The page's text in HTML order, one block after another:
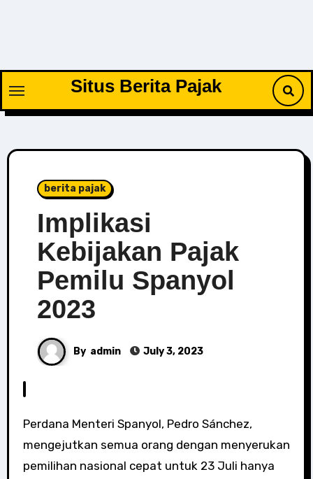
Situs Berita Pajak
berita pajak
Implikasi
Kebijakan Pajak
Pemilu Spanyol
2023
By admin July 3, 2023
Perdana Menteri Spanyol, Pedro Sánchez,
mengejutkan semua orang dengan menyerukan
pemilihan nasional cepat untuk 23 Juli hanya